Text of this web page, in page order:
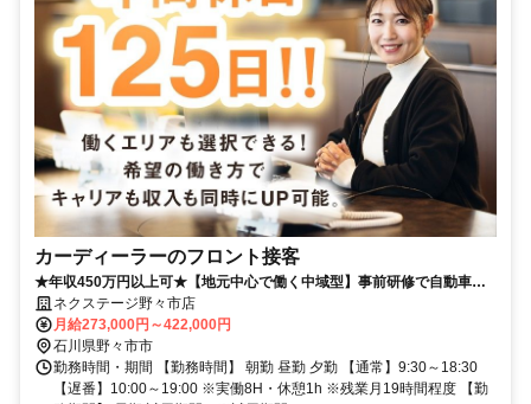
カーディーラーのフロント接客
★年収450万円以上可★【地元中心で働く中域型】事前研修で自動車の
知識は不要！女性スタッフ活躍中★
ネクステージ野々市店
月給273,000円～422,000円
石川県野々市市
勤務時間・期間 【勤務時間】 朝勤 昼勤 夕勤 【通常】9:30～18:30
【遅番】10:00～19:00 ※実働8H・休憩1h ※残業月19時間程度 【勤